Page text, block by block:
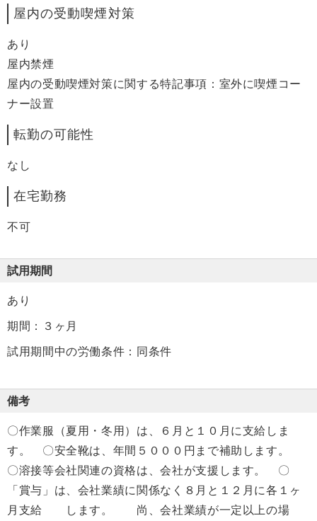
屋内の受動喫煙対策
あり
屋内禁煙
屋内の受動喫煙対策に関する特記事項：室外に喫煙コー
ナー設置
転勤の可能性
なし
在宅勤務
不可
試用期間
あり
期間：３ヶ月
試用期間中の労働条件：同条件
備考
〇作業服（夏用・冬用）は、６月と１０月に支給しま
す。 〇安全靴は、年間５０００円まで補助します。
〇溶接等会社関連の資格は、会社が支援します。 〇
「賞与」は、会社業績に関係なく８月と１２月に各１ヶ
月支給 します。 尚、会社業績が一定以上の場